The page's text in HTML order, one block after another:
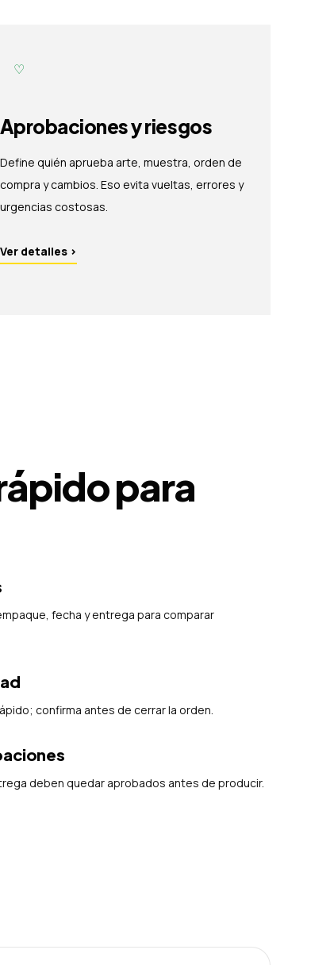
♡
Aprobaciones y riesgos
Define quién aprueba arte, muestra, orden de
compra y cambios. Eso evita vueltas, errores y
urgencias costosas.
Ver detalles›
para
fecha y entrega para comparar
confirma antes de cerrar la orden.
deben quedar aprobados antes de producir.